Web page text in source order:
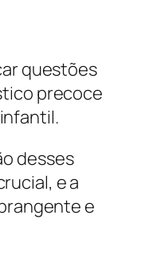
questões
precoce
desses
e a
e